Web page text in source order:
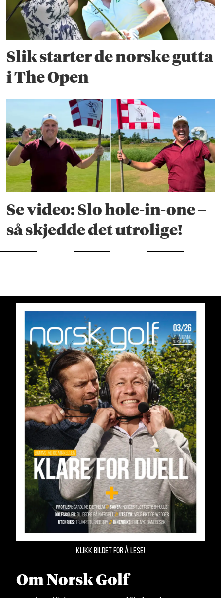
Slik starter de norske gutta
i The Open
Se video: Slo hole-in-one –
så skjedde det utrolige!
KLIKK BILDET FOR Å LESE!
Om Norsk Golf